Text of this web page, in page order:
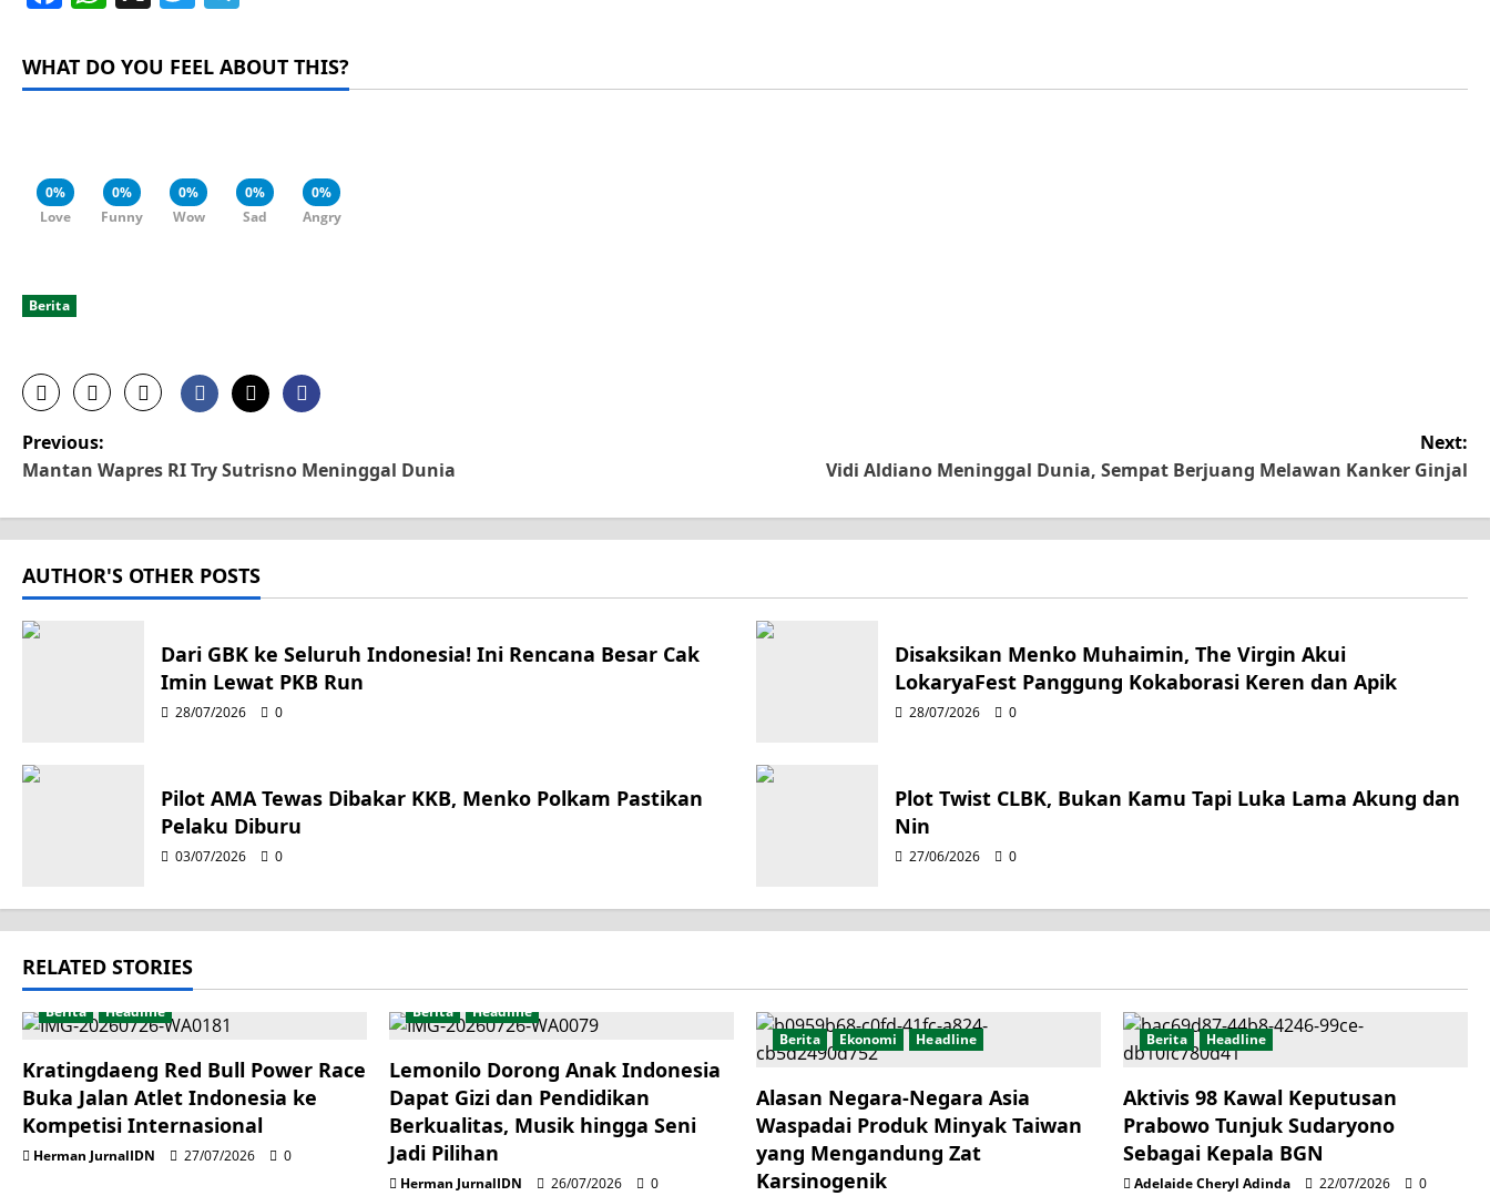
WHAT DO YOU FEEL ABOUT THIS?
0%
Love
0%
Funny
0%
Wow
0%
Sad
0%
Angry
Berita
P
s
t
n
i
t
i
o
n
Previous:
Mantan Wapres RI Try Sutrisno Meninggal Dunia
Next:
Vidi Aldiano Meninggal Dunia, Sempat Berjuang Melawan Kanker Ginjal
AUTHOR'S OTHER POSTS
Dari GBK ke Seluruh Indonesia! Ini Rencana Besar Cak
Imin Lewat PKB Run
28/07/2026 0
Disaksikan Menko Muhaimin, The Virgin Akui
LokaryaFest Panggung Kokaborasi Keren dan Apik
28/07/2026 0
Pilot AMA Tewas Dibakar KKB, Menko Polkam Pastikan
Pelaku Diburu
03/07/2026 0
Plot Twist CLBK, Bukan Kamu Tapi Luka Lama Akung dan
Nin
27/06/2026 0
RELATED STORIES
Berita Headline
Kratingdaeng Red Bull Power Race
Buka Jalan Atlet Indonesia ke
Kompetisi Internasional
Herman JurnalIDN 27/07/2026 0
Berita Headline
Lemonilo Dorong Anak Indonesia
Dapat Gizi dan Pendidikan
Berkualitas, Musik hingga Seni
Jadi Pilihan
Herman JurnalIDN 26/07/2026 0
Berita Ekonomi Headline
Alasan Negara-Negara Asia
Waspadai Produk Minyak Taiwan
yang Mengandung Zat
Karsinogenik
Berita Headline
Aktivis 98 Kawal Keputusan
Prabowo Tunjuk Sudaryono
Sebagai Kepala BGN
Adelaide Cheryl Adinda 22/07/2026 0